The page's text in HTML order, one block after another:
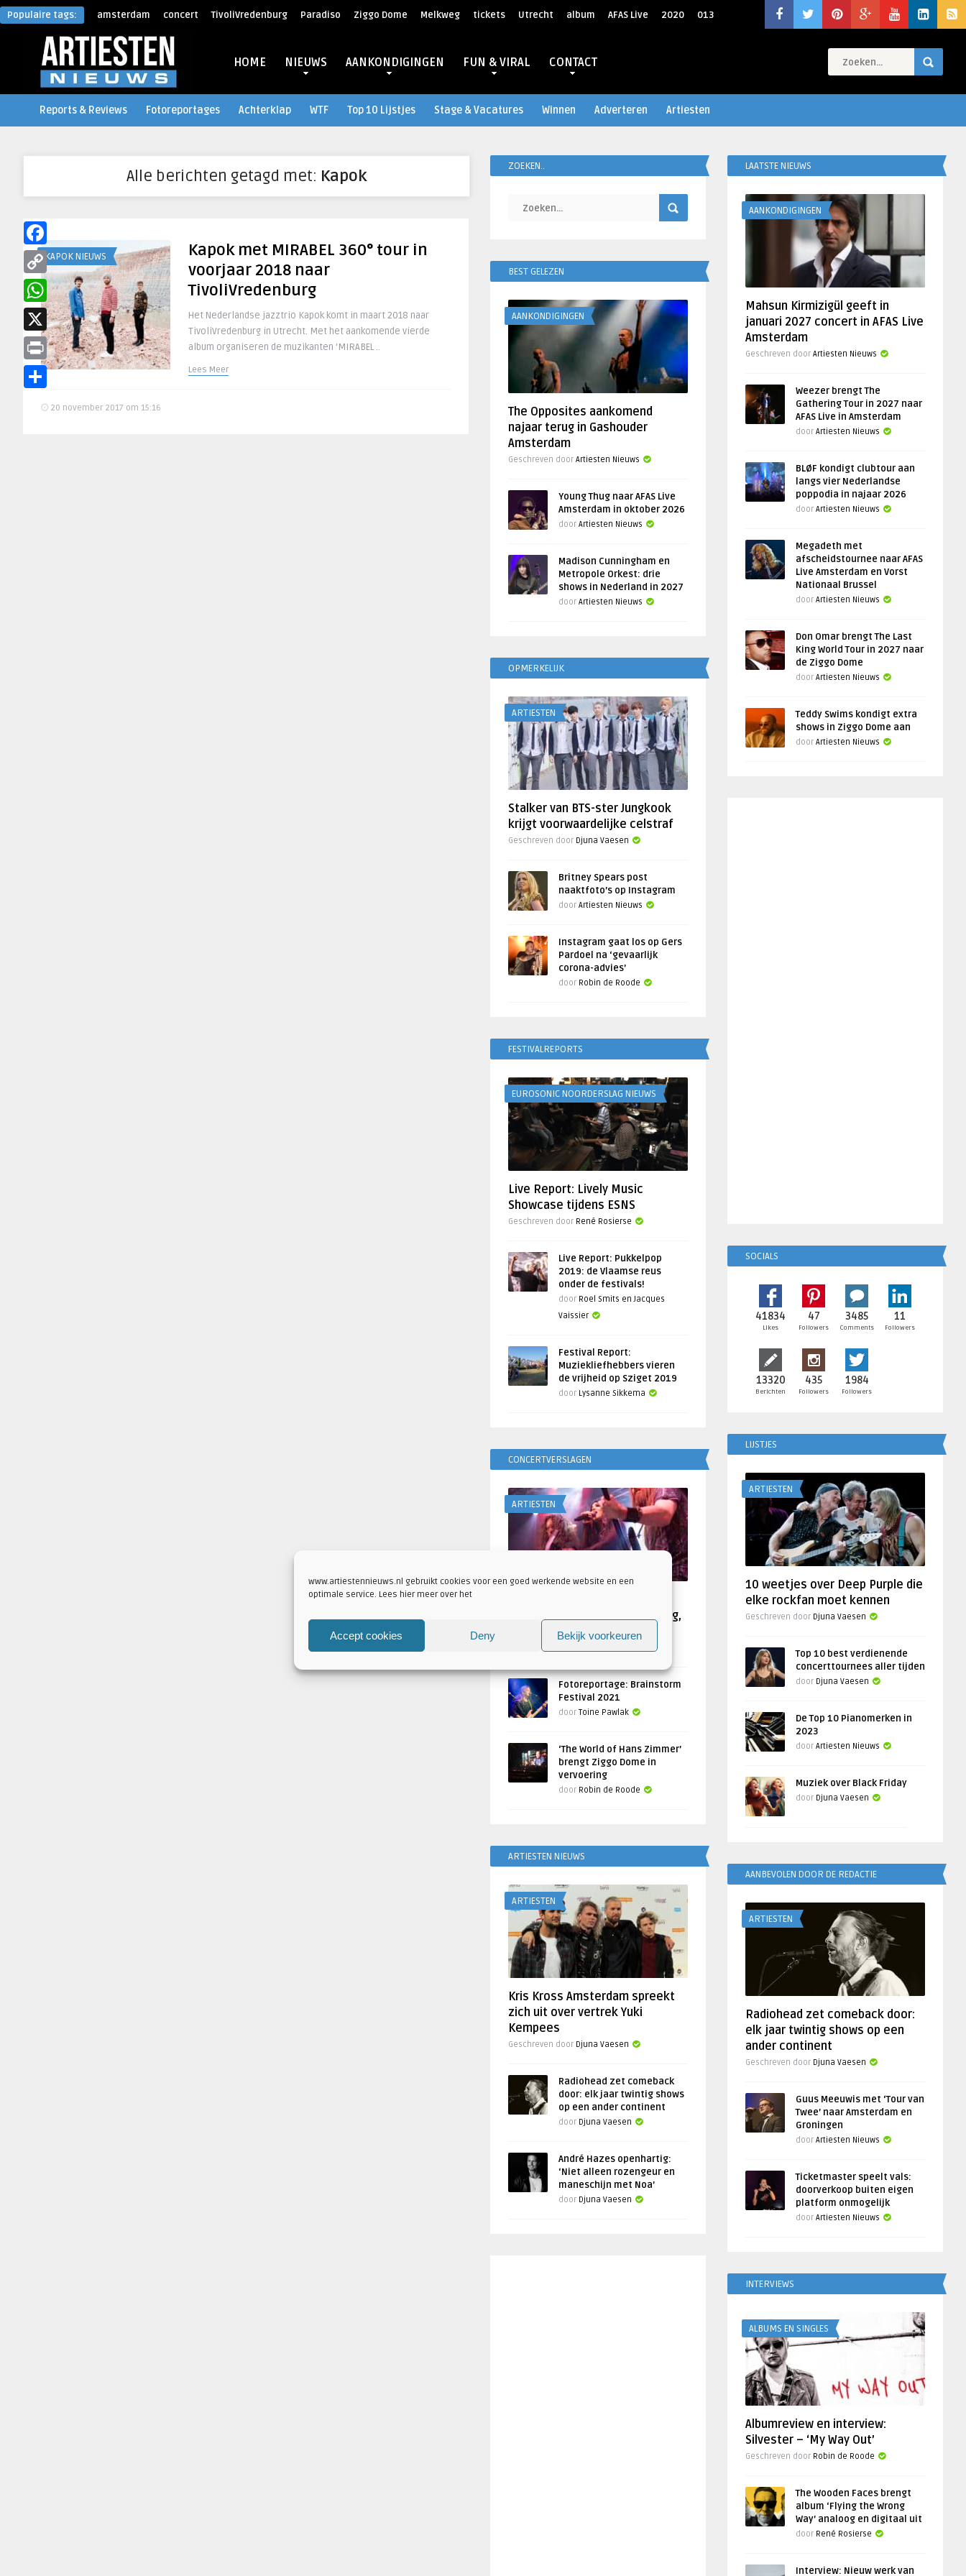
www.artiestennieuws.nl gebruikt cookies voor een goed werkende website en een
optimale service. Lees hier meer over het
Accept cookies Deny Bekijk voorkeuren
Populaire tags: amsterdam concert TivoliVredenburg Paradiso Ziggo Dome Melkweg tickets Utrecht album AFAS Live 2020 013
HOME NIEUWS AANKONDIGINGEN FUN & VIRAL CONTACT
Reports & Reviews Fotoreportages Achterklap WTF Top 10 Lijstjes Stage & Vacatures Winnen Adverteren Artiesten
Alle berichten getagd met: Kapok
KAPOK NIEUWS
Kapok met MIRABEL 360° tour in
voorjaar 2018 naar
TivoliVredenburg
Het Nederlandse jazztrio Kapok komt in maart 2018 naar
TivoliVredenburg in Utrecht. Met het aankomende vierde
album organiseren de muzikanten ‘MIRABEL ..
Lees Meer
20 november 2017 om 15:16
ZOEKEN..
BEST GELEZEN
AANKONDIGINGEN
The Opposites aankomend
najaar terug in Gashouder
Amsterdam
Geschreven door Artiesten Nieuws
Young Thug naar AFAS Live
Amsterdam in oktober 2026
door Artiesten Nieuws
Madison Cunningham en
Metropole Orkest: drie
shows in Nederland in 2027
door Artiesten Nieuws
OPMERKELIJK
ARTIESTEN
Stalker van BTS-ster Jungkook
krijgt voorwaardelijke celstraf
Geschreven door Djuna Vaesen
Britney Spears post
naaktfoto’s op Instagram
door Artiesten Nieuws
Instagram gaat los op Gers
Pardoel na ‘gevaarlijk
corona-advies’
door Robin de Roode
FESTIVALREPORTS
EUROSONIC NOORDERSLAG NIEUWS
Live Report: Lively Music
Showcase tijdens ESNS
Geschreven door René Rosierse
Live Report: Pukkelpop
2019: de Vlaamse reus
onder de festivals!
door Roel Smits en Jacques
Vaissier
Festival Report:
Muziekliefhebbers vieren
de vrijheid op Sziget 2019
door Lysanne Sikkema
CONCERTVERSLAGEN
ARTIESTEN
Atlantis en Xandria in De Helling,
Geschreven door
Fotoreportage: Brainstorm
Festival 2021
door Toine Pawlak
‘The World of Hans Zimmer’
brengt Ziggo Dome in
vervoering
door Robin de Roode
ARTIESTEN NIEUWS
ARTIESTEN
Kris Kross Amsterdam spreekt
zich uit over vertrek Yuki
Kempees
Geschreven door Djuna Vaesen
Radiohead zet comeback
door: elk jaar twintig shows
op een ander continent
door Djuna Vaesen
André Hazes openhartig:
‘Niet alleen rozengeur en
maneschijn met Noa’
door Djuna Vaesen
LAATSTE NIEUWS
AANKONDIGINGEN
Mahsun Kirmizigül geeft in
januari 2027 concert in AFAS Live
Amsterdam
Geschreven door Artiesten Nieuws
Weezer brengt The
Gathering Tour in 2027 naar
AFAS Live in Amsterdam
door Artiesten Nieuws
BLØF kondigt clubtour aan
langs vier Nederlandse
poppodia in najaar 2026
door Artiesten Nieuws
Megadeth met
afscheidstournee naar AFAS
Live Amsterdam en Vorst
Nationaal Brussel
door Artiesten Nieuws
Don Omar brengt The Last
King World Tour in 2027 naar
de Ziggo Dome
door Artiesten Nieuws
Teddy Swims kondigt extra
shows in Ziggo Dome aan
door Artiesten Nieuws
SOCIALS
41834
Likes
47
Followers
3485
Comments
11
Followers
13320
Berichten
435
Followers
1984
Followers
LIJSTJES
ARTIESTEN
10 weetjes over Deep Purple die
elke rockfan moet kennen
Geschreven door Djuna Vaesen
Top 10 best verdienende
concerttournees aller tijden
door Djuna Vaesen
De Top 10 Pianomerken in
2023
door Artiesten Nieuws
Muziek over Black Friday
door Djuna Vaesen
AANBEVOLEN DOOR DE REDACTIE
ARTIESTEN
Radiohead zet comeback door:
elk jaar twintig shows op een
ander continent
Geschreven door Djuna Vaesen
Guus Meeuwis met ‘Tour van
Twee’ naar Amsterdam en
Groningen
door Artiesten Nieuws
Ticketmaster speelt vals:
doorverkoop buiten eigen
platform onmogelijk
door Artiesten Nieuws
INTERVIEWS
ALBUMS EN SINGLES
Albumreview en interview:
Silvester – ‘My Way Out’
Geschreven door Robin de Roode
The Wooden Faces brengt
album ‘Flying the Wrong
Way’ analoog en digitaal uit
door René Rosierse
Interview: Nieuw werk van
Facebook
Copy
Link
WhatsApp
X
Print